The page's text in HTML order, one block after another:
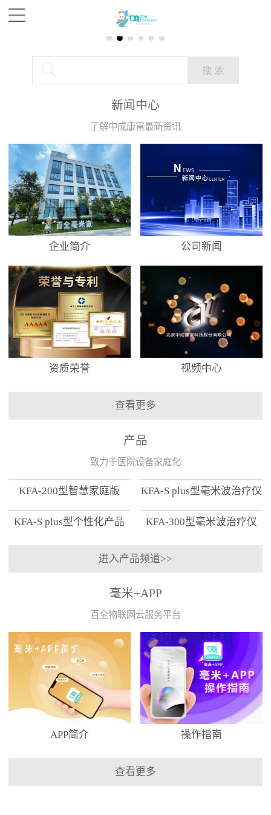
新闻中心
了解中成康富最新资讯
企业简介 公司新闻
资质荣誉 视频中心
查看更多
产品
致力于医院设备家庭化
KFA-200型智慧家庭版 KFA-S plus型毫米波治疗仪
KFA-S plus型个性化产品
KFA-300型毫米波治疗仪
进入产品频道>>
毫米+APP
百全物联网云服务平台
APP简介 操作指南
查看更多